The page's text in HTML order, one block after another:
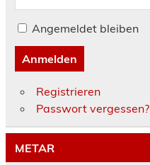
Angemeldet bleiben
Anmelden
Registrieren
Passwort vergessen?
METAR